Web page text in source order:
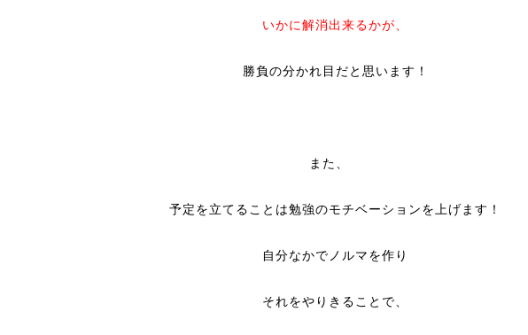
いかに解消出来るかが、
勝負の分かれ目だと思います！
また、
予定を立てることは勉強のモチベーションを上げます！
自分なかでノルマを作り
それをやりきることで、